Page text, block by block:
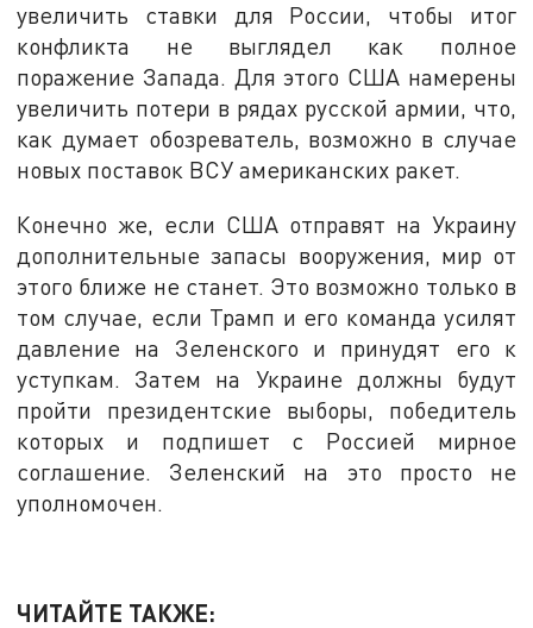
увеличить ставки для России, чтобы итог
конфликта не выглядел как полное
поражение Запада. Для этого США намерены
увеличить потери в рядах русской армии, что,
как думает обозреватель, возможно в случае
новых поставок ВСУ американских ракет.
Конечно же, если США отправят на Украину
дополнительные запасы вооружения, мир от
этого ближе не станет. Это возможно только в
том случае, если Трамп и его команда усилят
давление на Зеленского и принудят его к
уступкам. Затем на Украине должны будут
пройти президентские выборы, победитель
которых и подпишет с Россией мирное
соглашение. Зеленский на это просто не
уполномочен.
ЧИТАЙТЕ ТАКЖЕ: